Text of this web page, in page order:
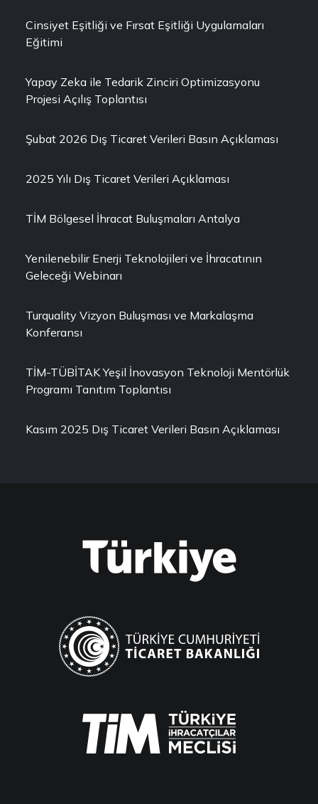
Cinsiyet Eşitliği ve Fırsat Eşitliği Uygulamaları
Eğitimi
Yapay Zeka ile Tedarik Zinciri Optimizasyonu
Projesi Açılış Toplantısı
Şubat 2026 Dış Ticaret Verileri Basın Açıklaması
2025 Yılı Dış Ticaret Verileri Açıklaması
TİM Bölgesel İhracat Buluşmaları Antalya
Yenilenebilir Enerji Teknolojileri ve İhracatının
Geleceği Webinarı
Turquality Vizyon Buluşması ve Markalaşma
Konferansı
TİM-TÜBİTAK Yeşil İnovasyon Teknoloji Mentörlük
Programı Tanıtım Toplantısı
Kasım 2025 Dış Ticaret Verileri Basın Açıklaması